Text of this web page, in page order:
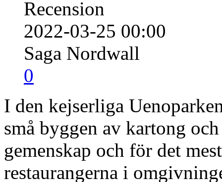
Recension
2022-03-25 00:00
Saga Nordwall
0
I den kejserliga
små byggen av kartong
gemenskap och för det
restaurangerna i